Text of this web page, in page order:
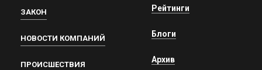
ЗАКОН
НОВОСТИ КОМПАНИЙ
ПРОИСШЕСТВИЯ
Рейтинги
Блоги
Архив